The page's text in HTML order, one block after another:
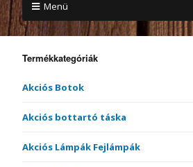
Menü
Termékkategóriák
Akciós Botok
Akciós bottartó táska
Akciós Lámpák Fejlámpák